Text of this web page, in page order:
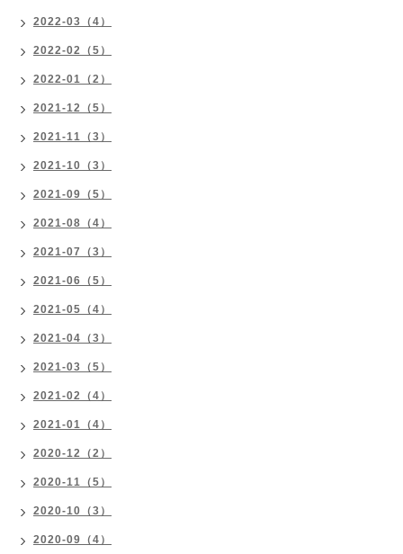
2022-03（4）
2022-02（5）
2022-01（2）
2021-12（5）
2021-11（3）
2021-10（3）
2021-09（5）
2021-08（4）
2021-07（3）
2021-06（5）
2021-05（4）
2021-04（3）
2021-03（5）
2021-02（4）
2021-01（4）
2020-12（2）
2020-11（5）
2020-10（3）
2020-09（4）